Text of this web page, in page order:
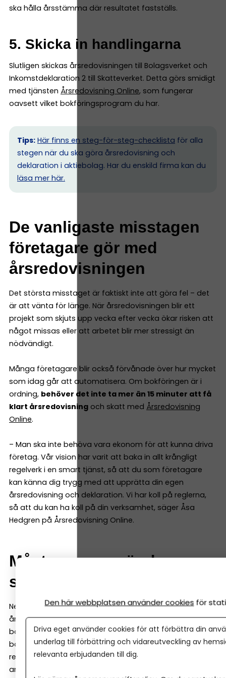
ska hålla årsstämma där resultatet fastställs.
5. Skicka in handlingarna
Slutligen skickas årsredovisningen till Bolagsverket och
Inkomstdeklaration 2 till Skatteverket. Detta görs smidigt
med tjänsten Årsredovisning Online, som fungerar
oavsett vilket bokföringsprogram du har.
Tips: Här finns en steg-för-steg-checklista för alla
stegen när du ska göra årsredovisning och
deklaration i aktiebolag. Har du enskild firma kan du
läsa mer här.
De vanligaste misstagen
företagare gör med
årsredovisningen
Det största misstaget är faktiskt inte att göra fel – det
är att vänta för länge. När årsredovisningen blir ett
projekt som skjuts upp vecka efter vecka ökar risken att
något missas eller att arbetet blir mer stressigt än
nödvändigt.
Många företagare blir också förvånade över hur mycket
som idag går att automatisera. Om bokföringen är i
ordning, behöver det inte ta mer än 15 minuter att få
klart årsredovisning och skatt med Årsredovisning
Online.
– Man ska inte behöva vara ekonom för att kunna driva
företag. Vår vision har varit att baka in allt krångligt
regelverk i en smart tjänst, så att du som företagare
kan känna dig trygg med att upprätta din egen
årsredovisning och deklaration. Vi har koll på reglerna,
så att du kan ha koll på din verksamhet, säger Åsa
Hedgren på Årsredovisning Online.
Måste man använda
samma system för allt?
Nej. Det är en vanlig missuppfattning att
årsredovisningen måste göras i samma system som
bokföringen. Har du bokfört året i exempelvis ett
bokföringsprogram eller tillsammans med en
redovisningsbyrå, kan du enkelt exportera en SIE-fil eller
använda en direktkoppling till Årsredovisning Online för
Den här webbplatsen använder cookies för
Driva eget använder cookies för att förbättra din
underlag till förbättring och vidareutveckling av
relevanta erbjudanden till dig.